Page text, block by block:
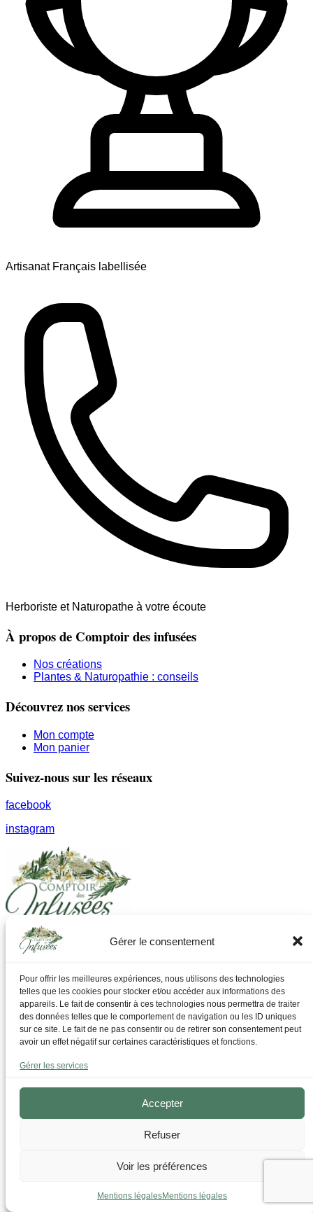
Gérer le consentement
Pour offrir les meilleures expériences, nous utilisons des technologies
telles que les cookies pour stocker et/ou accéder aux informations des
appareils. Le fait de consentir à ces technologies nous permettra de traiter
des données telles que le comportement de navigation ou les ID uniques
sur ce site. Le fait de ne pas consentir ou de retirer son consentement peut
avoir un effet négatif sur certaines caractéristiques et fonctions.
Gérer les services
Accepter
Refuser
Voir les préférences
Mentions légalesMentions légales
Artisanat Français labellisée
Herboriste et Naturopathe à votre écoute
À propos de Comptoir des infusées
Nos créations
Plantes & Naturopathie : conseils
Découvrez nos services
Mon compte
Mon panier
Suivez-nous sur les réseaux
facebook
instagram
Laissez-vous guider pour trouver ce dont vous avez
besoin
Par Thématique
Allergies I Refroidissement
Articulations | os | Muscles
Circulation | Jambes lourdes
Confort urinaire
Détente | Relaxation
Drainage | Perte de poids
Femmes | Cycles
Foie | Métabolisme | Sucres
Immunité | Vitalité
Peau | Ongles | Cheveux
Tisanes bien-être